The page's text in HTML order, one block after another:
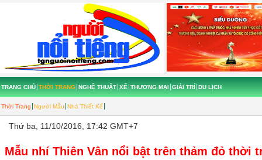
TRANG CHỦ THỜI TRANG
Thời Trang Người Mẫu Nhà Thiết Kế
NGHỆ THUẬT XẾ THƯƠNG MẠI GIẢI TRÍ DU LỊCH
Thứ ba, 11/10/2016, 17:42 GMT+7
Mẫu nhí Thiên Vân nổi bật trên thảm đỏ thời